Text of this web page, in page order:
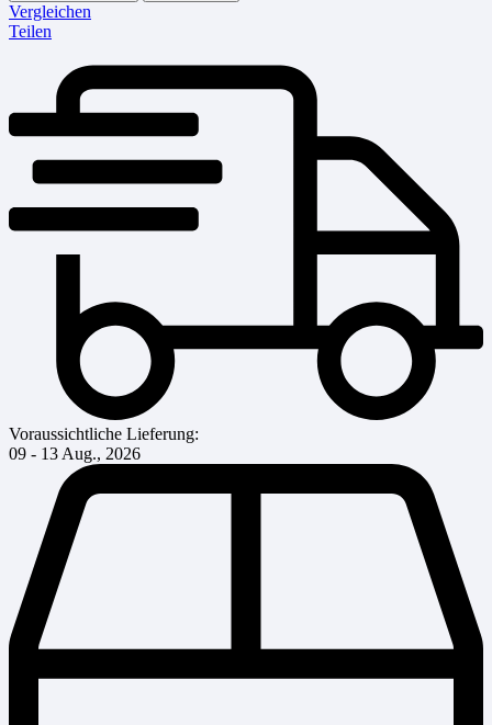
Vergleichen
Teilen
Voraussichtliche Lieferung:
09 - 13 Aug., 2026